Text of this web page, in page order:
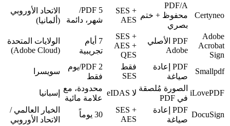
Certyneo
PDF/A
محفوظ + ختم
بصري
SES +
AES
5 PDF/
شهر، دائمة
الاتحاد الأوروبي
(ألمانيا)
Adobe
Acrobat
Sign
PDF الأصلي
Adobe
SES +
AES +
QES
7 أيام
تجريبية
الولايات المتحدة
(Adobe Cloud)
Smallpdf
PDF إعادة
صياغة
فقط
SES
2 PDF/يوم
فقط
سويسرا
iLovePDF
الصورة مُلصقة
في PDF
لا eIDAS
محدودة، مع
علامة مائية
إسبانيا
DocuSign
PDF إعادة
صياغة
SES +
AES
30 يوماً
الخيار العالمي /
الاتحاد الأوروبي